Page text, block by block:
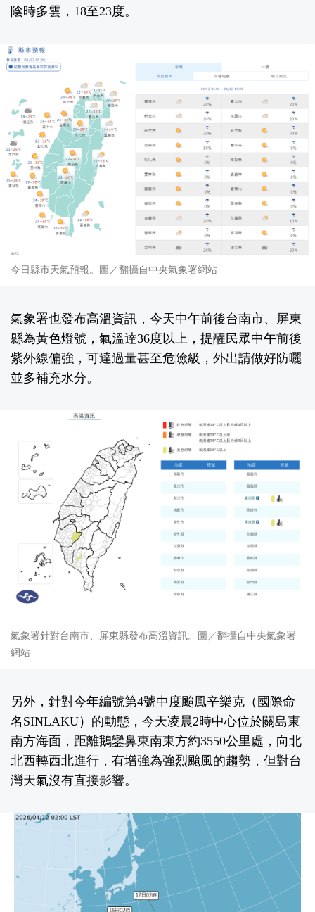
陰時多雲，18至23度。
今日縣市天氣預報。圖／翻攝自中央氣象署網站
氣象署也發布高溫資訊，今天中午前後台南市、屏東
縣為黃色燈號，氣溫達36度以上，提醒民眾中午前後
紫外線偏強，可達過量甚至危險級，外出請做好防曬
並多補充水分。
氣象署針對台南市、屏東縣發布高溫資訊。圖／翻攝自中央氣象署
網站
另外，針對今年編號第4號中度颱風辛樂克（國際命
名SINLAKU）的動態，今天凌晨2時中心位於關島東
南方海面，距離鵝鑾鼻東南東方約3550公里處，向北
北西轉西北進行，有增強為強烈颱風的趨勢，但對台
灣天氣沒有直接影響。